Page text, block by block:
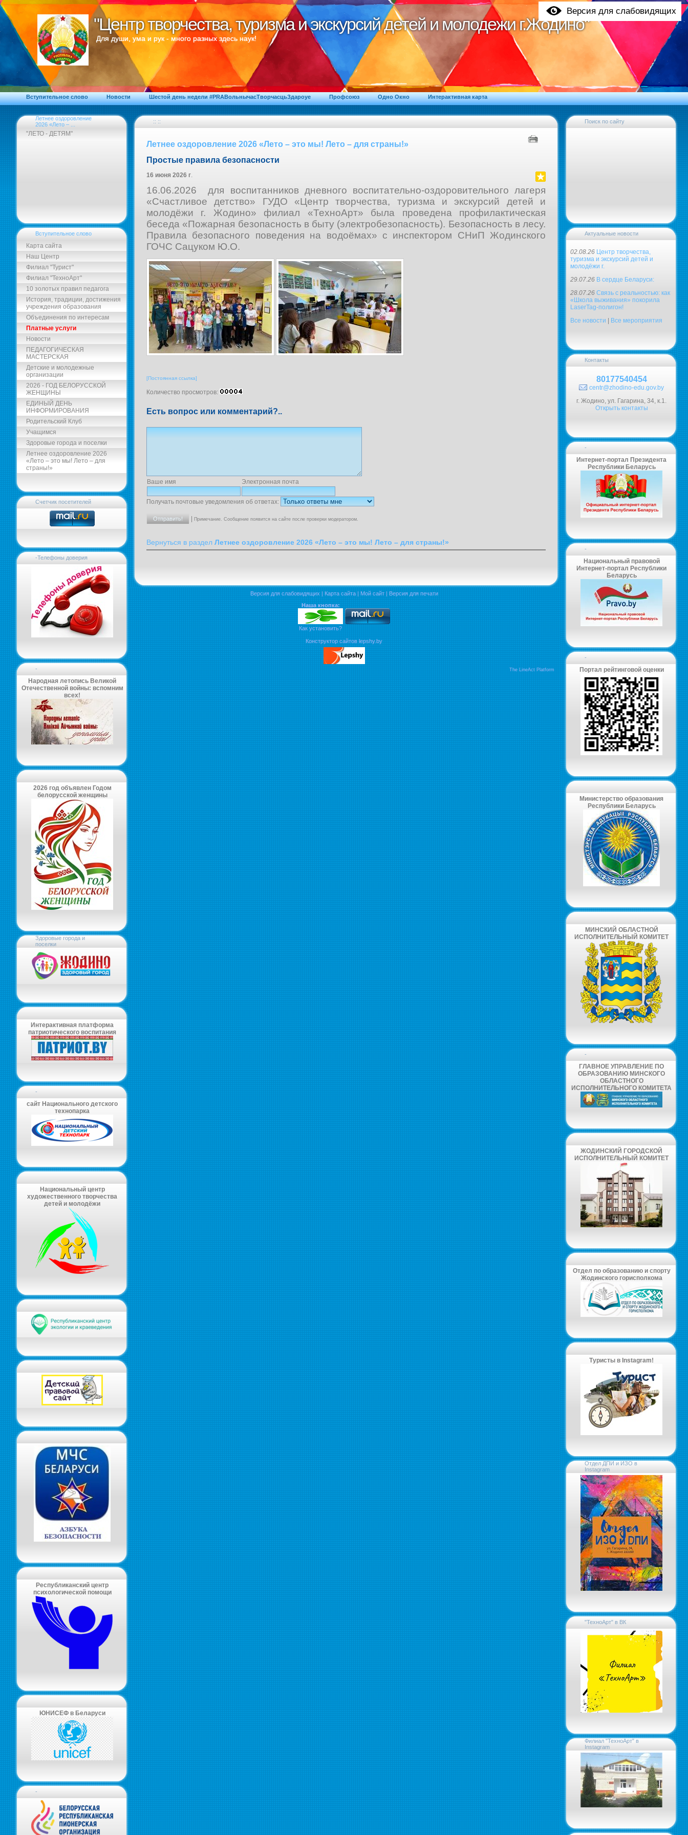
Версия для слабовидящих
"Центр творчества, туризма и экскурсий детей и молодежи г.Жодино"
"Центр творчества, туризма и экскурсий детей и молодежи г.Жодино"
Для души, ума и рук - много разных здесь наук!
Вступительное слово Новости Шестой день недели #PRAВольнычасТворчасцьЗдароуе Профсоюз Одно Окно Интерактивная карта
Летнее оздоровление
2026 «Лето – ...
"ЛЕТО - ДЕТЯМ"
Вступительное слово
Карта сайта
Наш Центр
Филиал "Турист"
Филиал "ТехноАрт"
10 золотых правил педагога
История, традиции, достижения
учреждения образования
Объединения по интересам
Платные услуги
Новости
ПЕДАГОГИЧЕСКАЯ
МАСТЕРСКАЯ
Детские и молодежные
организации
2026 - ГОД БЕЛОРУССКОЙ
ЖЕНЩИНЫ
ЕДИНЫЙ ДЕНЬ
ИНФОРМИРОВАНИЯ
Родительский Клуб
Учащимся
Здоровые города и поселки
Летнее оздоровление 2026
«Лето – это мы! Лето – для
страны!»
Счетчик посетителей
-Телефоны доверия
-
Народная летопись Великой
Отечественной войны: вспомним
всех!
2026 год объявлен Годом
белорусской женщины
Здоровые города и
поселки
Интерактивная платформа
патриотического воспитания
-
сайт Национального детского
технопарка
Национальный центр
художественного творчества
детей и молодёжи
Республиканский центр
психологической помощи
ЮНИСЕФ в Беларуси
-
:: ::
Летнее оздоровление 2026 «Лето – это мы! Лето – для страны!»
Простые правила безопасности
16 июня 2026 г.
16.06.2026 для воспитанников дневного воспитательно-оздоровительного лагеря
«Счастливое детство» ГУДО «Центр творчества, туризма и экскурсий детей и
молодёжи г. Жодино» филиал «ТехноАрт» была проведена профилактическая
беседа «Пожарная безопасность в быту (электробезопасность). Безопасность в лесу.
Правила безопасного поведения на водоёмах» с инспектором СНиП Жодинского
ГОЧС Сацуком Ю.О.
[Постоянная ссылка]
Количество просмотров:
Есть вопрос или комментарий?..
Ваше имя Электронная почта
Получать почтовые уведомления об ответах:
| Примечание. Сообщение появится на сайте после проверки модератором.
Вернуться в раздел Летнее оздоровление 2026 «Лето – это мы! Лето – для страны!»
Версия для слабовидящих | Карта сайта | Мой сайт | Версия для печати
Наша кнопка:
Как установить?
Конструктор сайтов lepshy.by
The LineAct Platform
Поиск по сайту
Актуальные новости
02.08.26 Центр творчества,
туризма и экскурсий детей и
молодёжи г.
29.07.26 В сердце Беларуси:
28.07.26 Связь с реальностью: как
«Школа выживания» покорила
LaserTag-полигон!
Все новости
Все мероприятия
Контакты
80177540454
centr@zhodino-edu.gov.by
г. Жодино, ул. Гагарина, 34, к.1.
Открыть контакты
-
Интернет-портал Президента
Республики Беларусь
-
Национальный правовой
Интернет-портал Республики
Беларусь
-
Портал рейтинговой оценки
Министерство образования
Республики Беларусь
МИНСКИЙ ОБЛАСТНОЙ
ИСПОЛНИТЕЛЬНЫЙ КОМИТЕТ
-
ГЛАВНОЕ УПРАВЛЕНИЕ ПО
ОБРАЗОВАНИЮ МИНСКОГО
ОБЛАСТНОГО
ИСПОЛНИТЕЛЬНОГО КОМИТЕТА
ЖОДИНСКИЙ ГОРОДСКОЙ
ИСПОЛНИТЕЛЬНЫЙ КОМИТЕТ
Отдел по образованию и спорту
Жодинского горисполкома
Туристы в Instagram!
Отдел ДПИ и ИЗО в
Instagram
"ТехноАрт" в ВК
Филиал "ТехноАрт" в
Instagram